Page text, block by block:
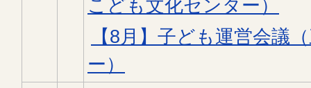
こども文化センター）
【8月】子ども運営会議
ー）